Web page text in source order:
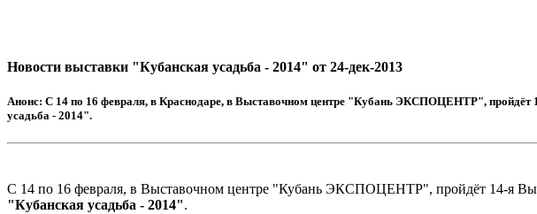
Новости выставки "Кубанская усадьба - 2014" от 24-дек-2013
Анонс: С 14 по 16 февраля, в Краснодаре, в Выставочном центре "Кубань ЭКСПОЦЕНТР", пройдёт
усадьба - 2014".
С 14 по 16 февраля, в Выставочном центре "Кубань ЭКСПОЦЕНТР", пройдёт 14-я
"Кубанская усадьба - 2014".